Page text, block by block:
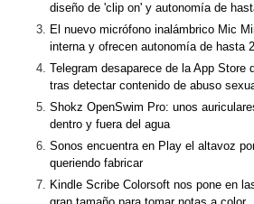
diseño de 'clip on' y autonomía de
El nuevo micrófono inalámbrico Mic
interna y ofrecen autonomía de hasta
Telegram desaparece de la App Store
tras detectar contenido de abuso
Shokz OpenSwim Pro: unos
dentro y fuera del agua
Sonos encuentra en Play el altavoz
queriendo fabricar
Kindle Scribe Colorsoft nos pone en